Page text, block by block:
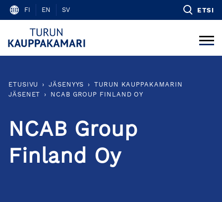
Skip
content
FI EN SV ETSI
ETUSIVU › JÄSENYYS ›
TURUN KAUPPAKAMARIN
JÄSENET
› NCAB GROUP FINLAND OY
NCAB Group
Finland Oy